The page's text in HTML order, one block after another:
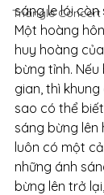
Triangle Concert
sáng le lói
Một hoàng
huy hoàng
bừng tỉnh.
gian, thì
sao có thể
sáng bừng lên
luôn có một
những ánh
bừng lên trở